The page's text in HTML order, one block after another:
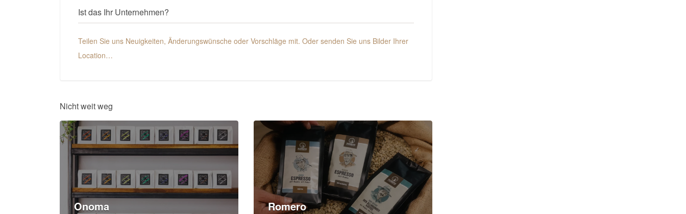
Ist das Ihr Unternehmen?
Teilen Sie uns Neuigkeiten, Änderungswünsche oder Vorschläge mit. Oder senden Sie uns Bilder Ihrer
Location…
Nicht weit weg
Onoma Romero